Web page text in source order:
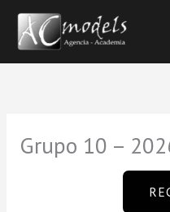
contenido
Grupo 10 –